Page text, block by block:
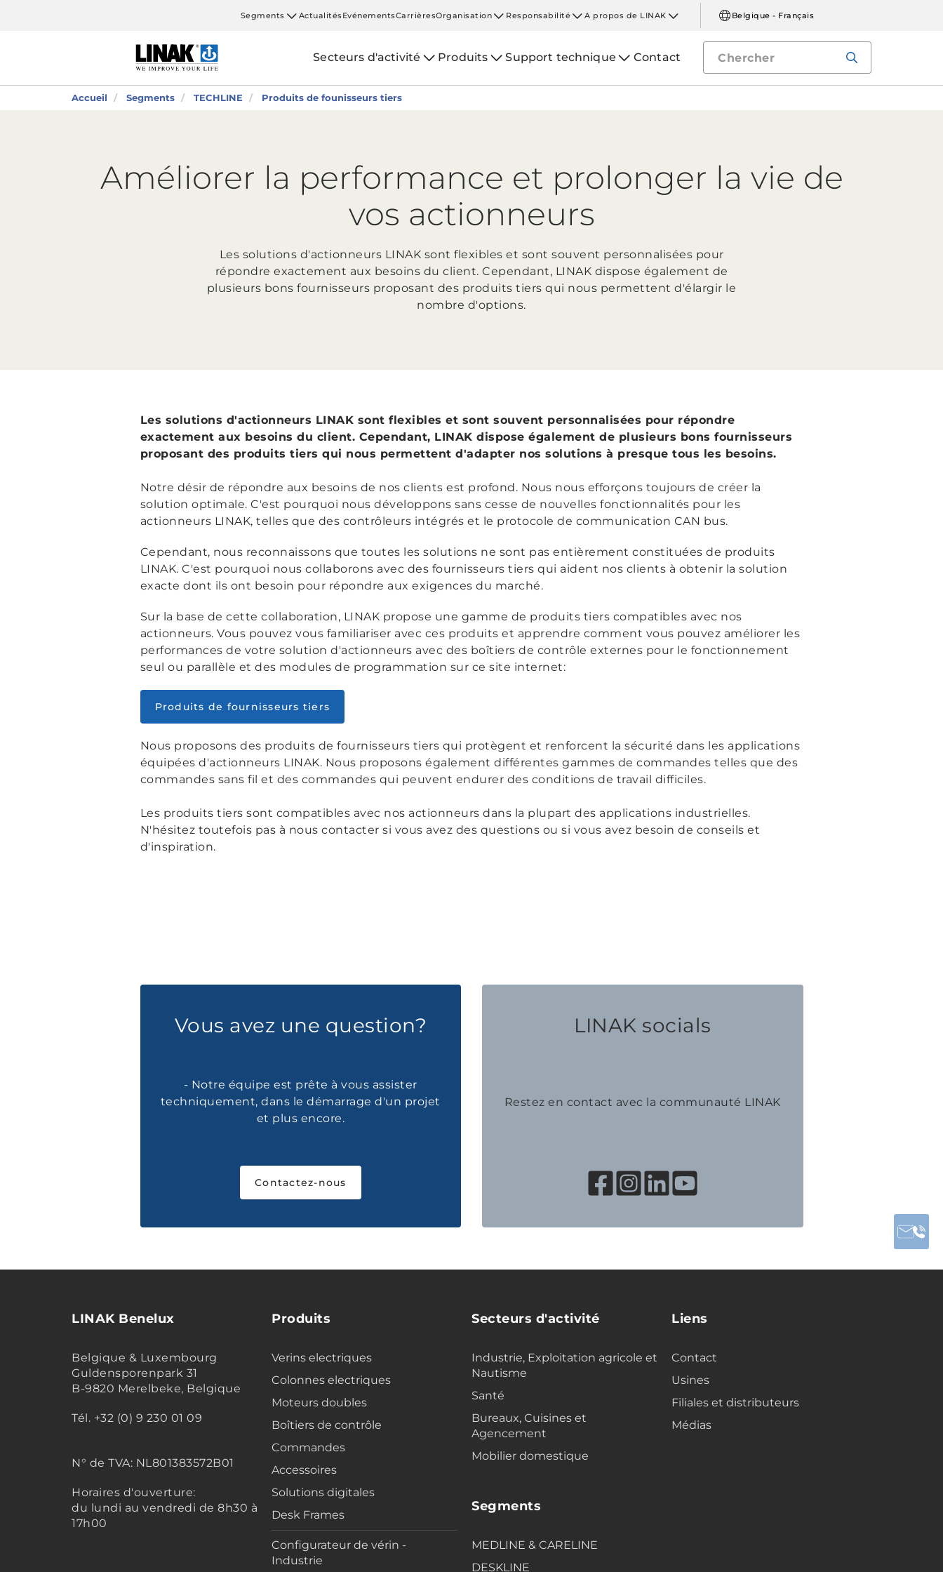
Segments ActualitésEvénementsCarrièresOrganisation Responsabilité A propos de LINAK Belgique - Français
Secteurs d'activité Produits Support technique Contact
Accueil Segments TECHLINE Produits de founisseurs tiers
Améliorer la performance et prolonger la vie de
vos actionneurs
Les solutions d'actionneurs LINAK sont flexibles et sont souvent personnalisées pour
répondre exactement aux besoins du client. Cependant, LINAK dispose également de
plusieurs bons fournisseurs proposant des produits tiers qui nous permettent d'élargir le
nombre d'options.
Les solutions d'actionneurs LINAK sont flexibles et sont souvent personnalisées pour répondre
exactement aux besoins du client. Cependant, LINAK dispose également de plusieurs bons fournisseurs
proposant des produits tiers qui nous permettent d'adapter nos solutions à presque tous les besoins.
Notre désir de répondre aux besoins de nos clients est profond. Nous nous efforçons toujours de créer la
solution optimale. C'est pourquoi nous développons sans cesse de nouvelles fonctionnalités pour les
actionneurs LINAK, telles que des contrôleurs intégrés et le protocole de communication CAN bus.
Cependant, nous reconnaissons que toutes les solutions ne sont pas entièrement constituées de produits
LINAK. C'est pourquoi nous collaborons avec des fournisseurs tiers qui aident nos clients à obtenir la solution
exacte dont ils ont besoin pour répondre aux exigences du marché.
Sur la base de cette collaboration, LINAK propose une gamme de produits tiers compatibles avec nos
actionneurs. Vous pouvez vous familiariser avec ces produits et apprendre comment vous pouvez améliorer les
performances de votre solution d'actionneurs avec des boîtiers de contrôle externes pour le fonctionnement
seul ou parallèle et des modules de programmation sur ce site internet:
Produits de fournisseurs tiers
Nous proposons des produits de fournisseurs tiers qui protègent et renforcent la sécurité dans les applications
équipées d'actionneurs LINAK. Nous proposons également différentes gammes de commandes telles que des
commandes sans fil et des commandes qui peuvent endurer des conditions de travail difficiles.
Les produits tiers sont compatibles avec nos actionneurs dans la plupart des applications industrielles.
N'hésitez toutefois pas à nous contacter si vous avez des questions ou si vous avez besoin de conseils et
d'inspiration.
Vous avez une question?
- Notre équipe est prête à vous assister
techniquement, dans le démarrage d'un projet
et plus encore.
Contactez-nous
LINAK socials
Restez en contact avec la communauté LINAK
LINAK Benelux
Belgique & Luxembourg
Guldensporenpark 31
B-9820 Merelbeke, Belgique
Tél. +32 (0) 9 230 01 09
N° de TVA: NL801383572B01
Horaires d'ouverture:
du lundi au vendredi de 8h30 à
17h00
Produits
Verins electriques
Colonnes electriques
Moteurs doubles
Boîtiers de contrôle
Commandes
Accessoires
Solutions digitales
Desk Frames
Configurateur de vérin -
Industrie
Secteurs d'activité
Industrie, Exploitation agricole et
Nautisme
Santé
Bureaux, Cuisines et
Agencement
Mobilier domestique
Segments
MEDLINE & CARELINE
DESKLINE
Liens
Contact
Usines
Filiales et distributeurs
Médias